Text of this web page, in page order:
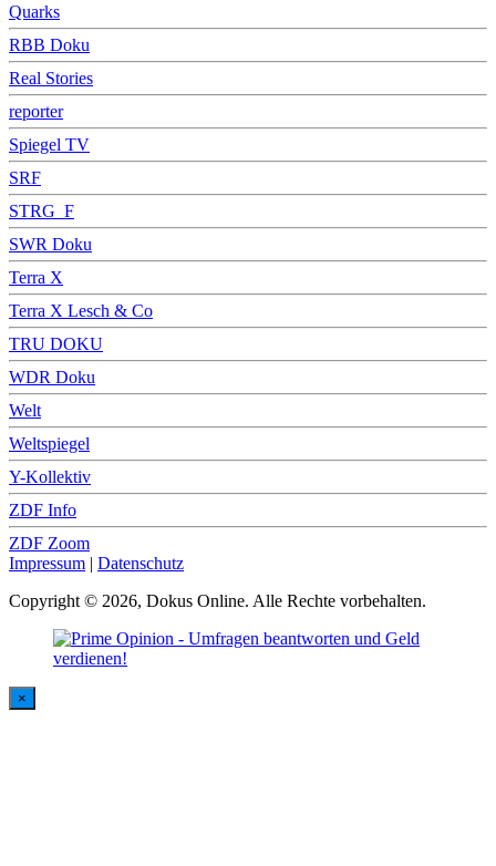
Quarks
RBB Doku
Real Stories
reporter
Spiegel TV
SRF
STRG_F
SWR Doku
Terra X
Terra X Lesch & Co
TRU DOKU
WDR Doku
Welt
Weltspiegel
Y-Kollektiv
ZDF Info
ZDF Zoom
Impressum | Datenschutz
Copyright © 2026, Dokus Online. Alle Rechte vorbehalten.
×